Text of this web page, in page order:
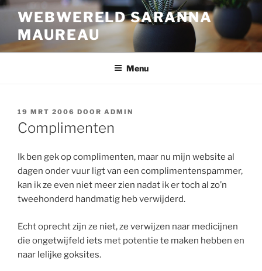
Ga
inhoud
WEBWERELD SARANNA
MAUREAU
Menu
GEPLAATST
OP
19 MRT 2006 DOOR ADMIN
Complimenten
Ik ben gek op complimenten, maar nu mijn website al
dagen onder vuur ligt van een complimentenspammer,
kan ik ze even niet meer zien nadat ik er toch al zo’n
tweehonderd handmatig heb verwijderd.
Echt oprecht zijn ze niet, ze verwijzen naar medicijnen
die ongetwijfeld iets met potentie te maken hebben en
naar lelijke goksites.